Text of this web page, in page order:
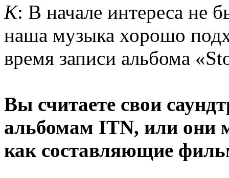
К: В начале интереса
наша музыка хорошо
время записи альбома
Вы считаете свои
альбомам ITN, или они
как составляющие